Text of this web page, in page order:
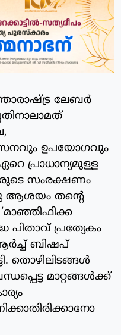
ലേബര്‍
ഉപയോഗവും
പ്രാധാന്യമുള്ള
സംരക്ഷണം
ആശയം തന്റെ
പിതാവ് പ്രത്യേകം
ബിഷപ്
തൊഴിലിടങ്ങള്‍
മാറ്റങ്ങള്‍ക്ക്